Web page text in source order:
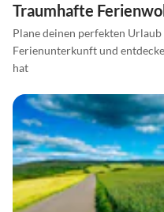
Traumhafte
Plane deinen perfekten
Ferienunterkunft und
hat